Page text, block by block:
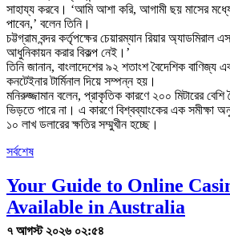
সাহায্য করবে। ‘আমি আশা করি, আগামী ছয় মাসের
পাবেন,’ বলেন তিনি।
চট্টগ্রাম বন্দর কর্তৃপক্ষের চেয়ারম্যান রিয়ার অ্যাডমিরাল
আধুনিকায়ন করার বিকল্প নেই।’
তিনি জানান, বাংলাদেশের ৯২ শতাংশ বৈদেশিক বাণিজ্য
কনটেইনার টার্মিনাল দিয়ে সম্পন্ন হয়।
মনিরুজ্জামান বলেন, প্রাকৃতিক কারণে ২০০ মিটারের বেশি
ভিড়তে পারে না। এ কারণে বিশ্বব্যাংকের এক সমীক্ষা
১০ লাখ ডলারের ক্ষতির সম্মুখীন হচ্ছে।
সর্বশেষ
Your Guide to Online
Available in Australia
৭ আগস্ট ২০২৬ ০২:৫৪